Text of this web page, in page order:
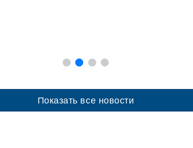
Показать все новости